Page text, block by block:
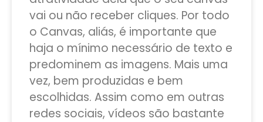
vai ou não receber cliques. Por todo
o Canvas, aliás, é importante que
haja o mínimo necessário de texto e
predominem as imagens. Mais uma
vez, bem produzidas e bem
escolhidas. Assim como em outras
redes sociais, vídeos são bastante